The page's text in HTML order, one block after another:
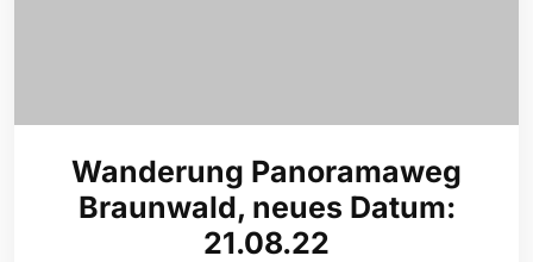
Wanderung Panoramaweg
Braunwald, neues Datum:
21.08.22